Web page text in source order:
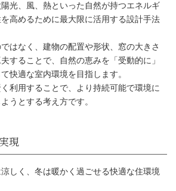
パッシブ設計とは？
す設計
光、風、熱といった自然が持つエネルギ
高めるために最大限に活用する設計手法
はなく、建物の配置や形状、窓の大きさ
することで、自然の恵みを「受動的に」
快適な室内環境を目指します。
利用することで、より持続可能で環境に
うとする考え方です。
しく、冬は暖かく過ごせる快適な住環境